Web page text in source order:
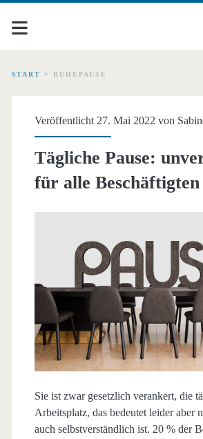
START > RUHEPAUSE
Schlagwort:
Veröffentlicht 27. Mai 2022 von
Tägliche Pause:
für alle Beschäftigten
Sie ist zwar gesetzlich verankert, die
Arbeitsplatz, das bedeutet leider aber
auch selbstverständlich ist. 20 % der